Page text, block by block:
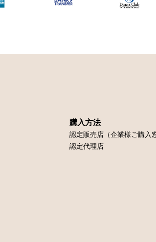
購入方法
認定販売店（企業様ご購入
認定代理店